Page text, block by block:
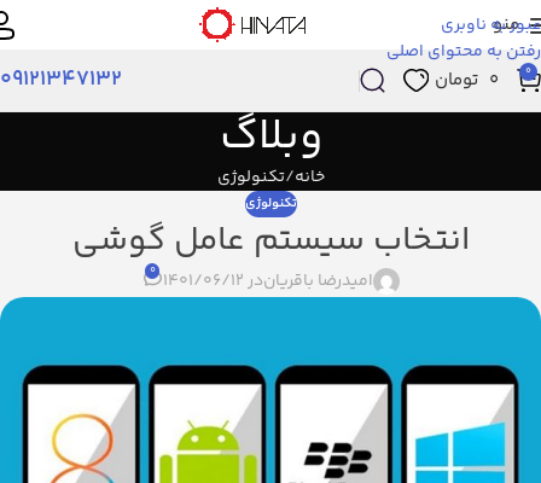
عبور به ناوبری
رفتن به محتوای اصلی
منو
0 ۰ تومان 09121347132
وبلاگ
خانه تکنولوژی
تکنولوژی
انتخاب سیستم عامل گوشی
امیدرضا باقریاندر 1401/06/12 0